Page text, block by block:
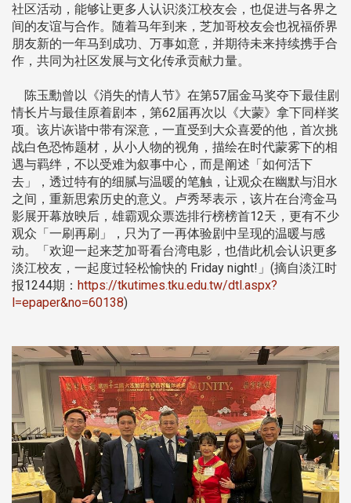
社区活动，能够让更多人认识淡江校友会，也促进与各界之
间的友谊与合作。随着马年到来，芝加哥校友会也祝福侨界
朋友新的一年马到成功、万事如意，并期待未来持续携手合
作，共同为社区发展与文化传承贡献力量。
陈玉勳曾以《消失的情人节》在第57届金马奖夺下最佳剧
情长片与最佳原着剧本，第62届再次以《大蒙》拿下同样奖
项。该片诙谐中带有深意，一直受到大众喜爱的他，首次挑
战白色恐怖题材，从小人物的视角，描绘在时代蒙雾下的相
遇与羁绊，不以受难为叙事中心，而是阐述「如何活下
去」，透过特有的细腻与温暖的笔触，让观众在幽默与泪水
之间，重新思索历史的意义。卢秀琴表示，该片在台湾金马
影展开幕放映后，雄霸观众票选排行榜榜首12天，更有不少
观众「一刷再刷」，只为了一再体验剧中呈现的温暖与感
动。「欢迎一起来芝加哥看台湾电影，也借此机会认识更多
淡江校友，一起度过轻松愉快的 Friday night!」(摘自淡江时
报1244期： https://tkutimes.tku.edu.tw/dtl.aspx?
l=epaper&no=60138)